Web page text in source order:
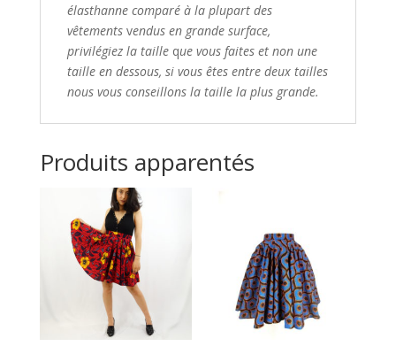
élasthanne comparé à la plupart des
vêtements​ vendus en grande surface,
privilégiez la taille​ que vous faites et non une
taille en dessous, si vous êtes entre deux tailles
nous vous conseillons​ la taille la plus grande.
Produits apparentés